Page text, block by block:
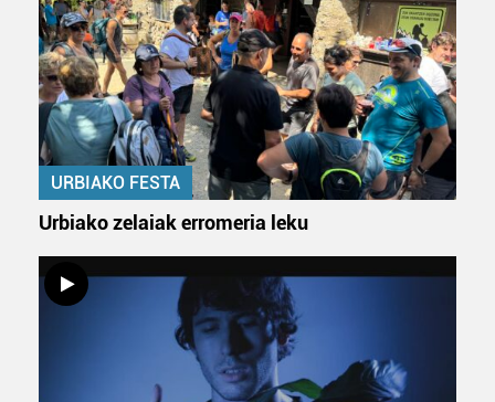
URBIAKO FESTA
Urbiako zelaiak erromeria leku